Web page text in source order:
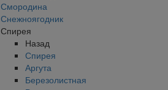
Смородина
Снежноягодник
Спирея
Назад
Спирея
Аргута
Березолистная